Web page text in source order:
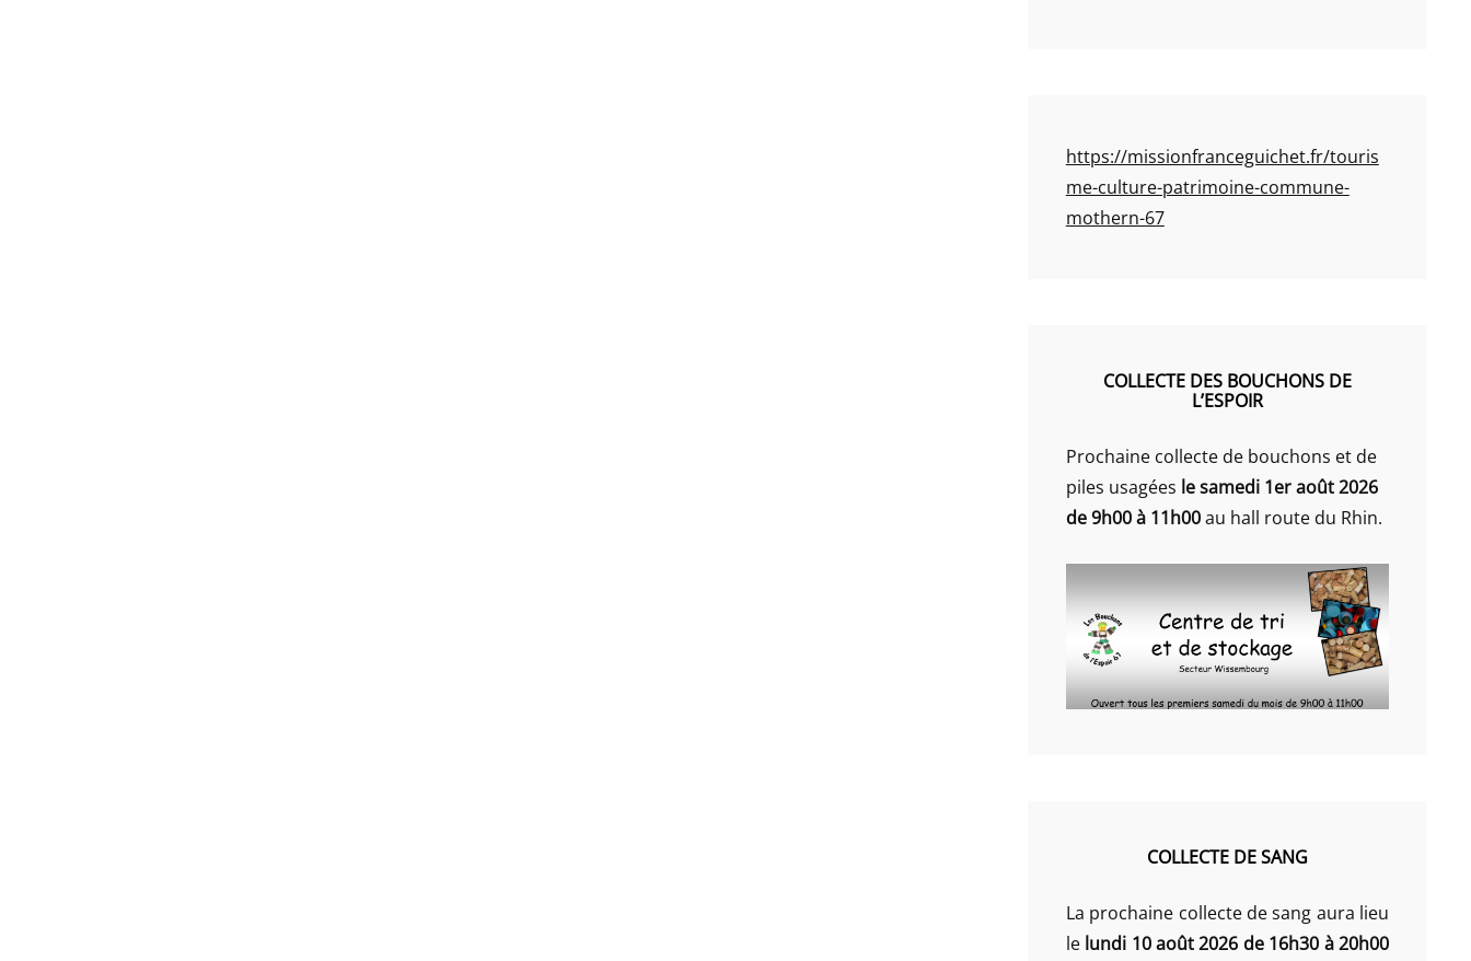
https://missionfranceguichet.fr/touris
me-culture-patrimoine-commune-
mothern-67
COLLECTE DES BOUCHONS DE
L’ESPOIR
Prochaine collecte de bouchons et de
piles usagées le samedi 1er août 2026
de 9h00 à 11h00au hall route du Rhin.
COLLECTE DE SANG
La prochaine collecte de sang aura lieu
le lundi 10 août 2026 de 16h30 à 20h00